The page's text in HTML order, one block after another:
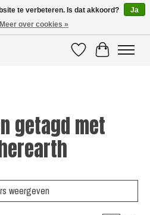
VerlanglijstWinkelwagen
getagd met
weergeven
te verbeteren. Is dat akkoord?
Ja
Meer over cookies »